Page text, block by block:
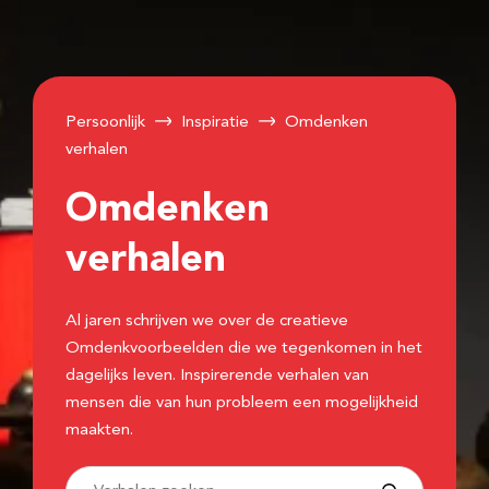
Persoonlijk Inspiratie
Omdenken
verhalen
Omdenken
verhalen
Al jaren schrijven we over de creatieve
Omdenkvoorbeelden die we tegenkomen in het
dagelijks leven. Inspirerende verhalen van
mensen die van hun probleem een mogelijkheid
maakten.